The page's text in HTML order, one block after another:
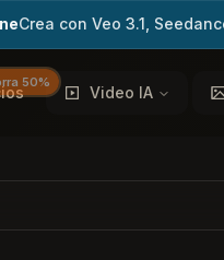
Crea con Veo 3.1,
50%
Video IA